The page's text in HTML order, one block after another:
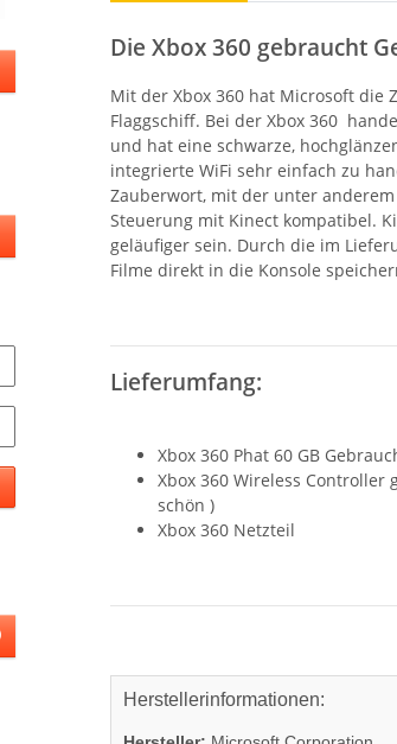
Die Xbox 360 gebraucht
Mit der Xbox 360 hat Microsoft die
Flaggschiff. Bei der Xbox 360
und hat eine schwarze,
integrierte WiFi sehr einfach zu
Zauberwort, mit der unter
Steuerung mit Kinect kompatibel.
geläufiger sein. Durch die im
Filme direkt in die Konsole
Lieferumfang:
Xbox 360 Phat 60 GB
Xbox 360 Wireless
schön )
Xbox 360 Netzteil
Herstellerinformationen: